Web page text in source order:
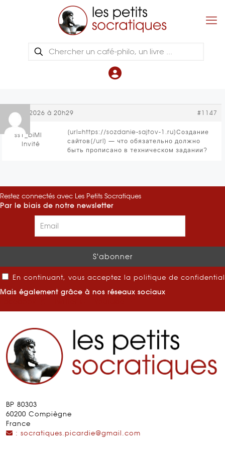
18 juin 2026 à 20h29 #1147
ss1_biMl
Invité
[url=https://sozdanie-sajtov-1.ru]Создание
сайтов[/url] — что обязательно должно
быть прописано в техническом задании?
Restez connectés avec Les Petits Socratiques
Par le biais de notre newsletter
En continuant, vous acceptez la politique de
Mais également grâce à nos réseaux sociaux
BP 80303
60200 Compiègne
France
: socratiques.picardie@gmail.com